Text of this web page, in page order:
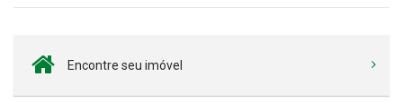
Encontre seu imóvel